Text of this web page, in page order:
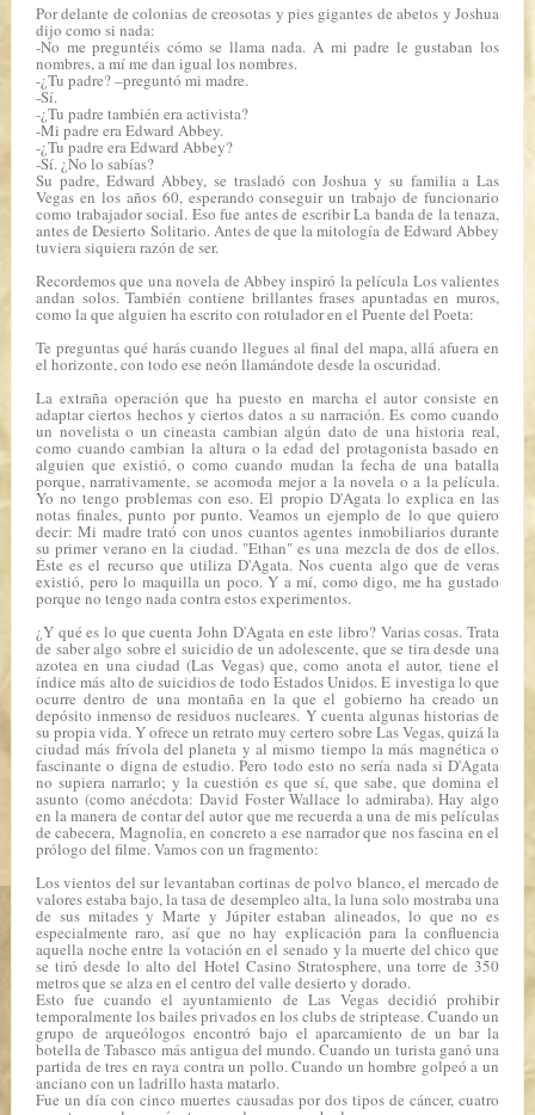
Por delante de colonias de creosotas y pies gigantes de abetos y Joshua
dijo como si nada:
-No me preguntéis cómo se llama nada. A mi padre le gustaban los
nombres, a mí me dan igual los nombres.
-¿Tu padre? –preguntó mi madre.
-Sí.
-¿Tu padre también era activista?
-Mi padre era Edward Abbey.
-¿Tu padre era Edward Abbey?
-Sí. ¿No lo sabías?
Su padre, Edward Abbey, se trasladó con Joshua y su familia a Las
Vegas en los años 60, esperando conseguir un trabajo de funcionario
como trabajador social. Eso fue antes de escribirLa banda de la tenaza,
antes deDesierto Solitario. Antes de que la mitología de Edward Abbey
tuviera siquiera razón de ser.
Recordemos que una novela de Abbey inspiró la película Los valientes
andan solos. También contiene brillantes frases apuntadas en muros,
como la que alguien ha escrito con rotulador en el Puente del Poeta:
Te preguntas qué harás cuando llegues al final del mapa, allá afuera en
el horizonte, con todo ese neón llamándote desde la oscuridad.
La extraña operación que ha puesto en marcha el autor consiste en
adaptar ciertos hechos y ciertos datos a su narración. Es como cuando
un novelista o un cineasta cambian algún dato de una historia real,
como cuando cambian la altura o la edad del protagonista basado en
alguien que existió, o como cuando mudan la fecha de una batalla
porque, narrativamente, se acomoda mejor a la novela o a la película.
Yo no tengo problemas con eso. El propio D'Agata lo explica en las
notas finales, punto por punto. Veamos un ejemplo de lo que quiero
decir:Mi madre trató con unos cuantos agentes inmobiliarios durante
su primer verano en la ciudad. "Ethan" es una mezcla de dos de ellos.
Éste es el recurso que utiliza D'Agata. Nos cuenta algo que de veras
existió, pero lo maquilla un poco. Y a mí, como digo, me ha gustado
porque no tengo nada contra estos experimentos.
¿Y qué es lo que cuenta John D'Agata en este libro? Varias cosas. Trata
de saber algo sobre el suicidio de un adolescente, que se tira desde una
azotea en una ciudad (Las Vegas) que, como anota el autor, tiene el
índice más alto de suicidios de todo Estados Unidos. E investiga lo que
ocurre dentro de una montaña en la que el gobierno ha creado un
depósito inmenso de residuos nucleares. Y cuenta algunas historias de
su propia vida. Y ofrece un retrato muy certero sobre Las Vegas, quizá la
ciudad más frívola del planeta y al mismo tiempo la más magnética o
fascinante o digna de estudio. Pero todo esto no sería nada si D'Agata
no supiera narrarlo; y la cuestión es que sí, que sabe, que domina el
asunto (como anécdota: David Foster Wallace lo admiraba). Hay algo
en la manera de contar del autor que me recuerda a una de mis películas
de cabecera, Magnolia, en concreto a ese narrador que nos fascina en el
prólogo del filme. Vamos con un fragmento:
Los vientos del sur levantaban cortinas de polvo blanco, el mercado de
valores estaba bajo, la tasa de desempleo alta, la luna solo mostraba una
de sus mitades y Marte y Júpiter estaban alineados, lo que no es
especialmente raro, así que no hay explicación para la confluencia
aquella noche entre la votación en el senado y la muerte del chico que
se tiró desde lo alto del Hotel Casino Stratosphere, una torre de 350
metros que se alza en el centro del valle desierto y dorado.
Esto fue cuando el ayuntamiento de Las Vegas decidió prohibir
temporalmente los bailes privados en los clubs de striptease. Cuando un
grupo de arqueólogos encontró bajo el aparcamiento de un bar la
botella de Tabasco más antigua del mundo. Cuando un turista ganó una
partida de tres en raya contra un pollo. Cuando un hombre golpeó a un
anciano con un ladrillo hasta matarlo.
Fue un día con cinco muertes causadas por dos tipos de cáncer, cuatro